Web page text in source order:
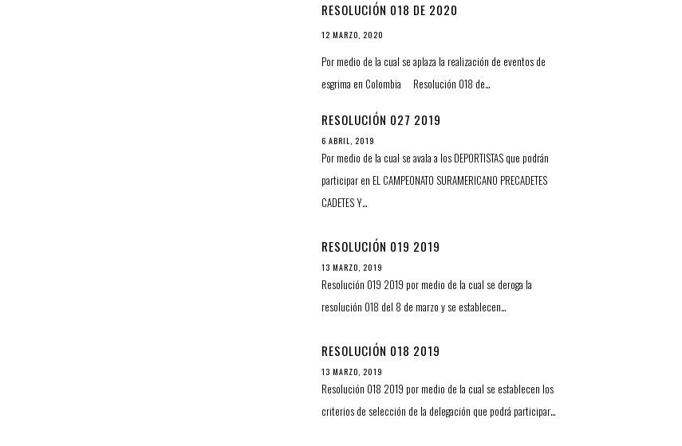
RESOLUCIÓN 018 DE 2020
12 MARZO, 2020
Por medio de la cual se aplaza la realización de eventos de
esgrima en Colombia Resolución 018 de…
RESOLUCIÓN 027 2019
6 ABRIL, 2019
Por medio de la cual se avala a los DEPORTISTAS que podrán
participar en EL CAMPEONATO SURAMERICANO PRECADETES
CADETES Y…
RESOLUCIÓN 019 2019
13 MARZO, 2019
Resolución 019 2019 por medio de la cual se deroga la
resolución 018 del 8 de marzo y se establecen…
RESOLUCIÓN 018 2019
13 MARZO, 2019
Resolución 018 2019 por medio de la cual se establecen los
criterios de selección de la delegación que podrá participar…